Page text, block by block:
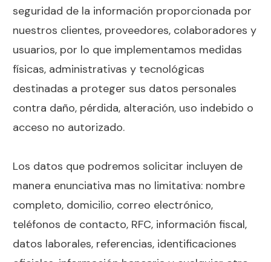
seguridad de la información proporcionada por
nuestros clientes, proveedores, colaboradores y
usuarios, por lo que implementamos medidas
físicas, administrativas y tecnológicas
destinadas a proteger sus datos personales
contra daño, pérdida, alteración, uso indebido o
acceso no autorizado.
Los datos que podremos solicitar incluyen de
manera enunciativa mas no limitativa: nombre
completo, domicilio, correo electrónico,
teléfonos de contacto, RFC, información fiscal,
datos laborales, referencias, identificaciones